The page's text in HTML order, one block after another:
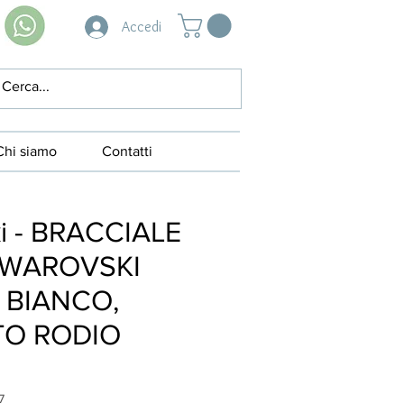
Accedi
siamo Contatti
- BRACCIALE
RODIO